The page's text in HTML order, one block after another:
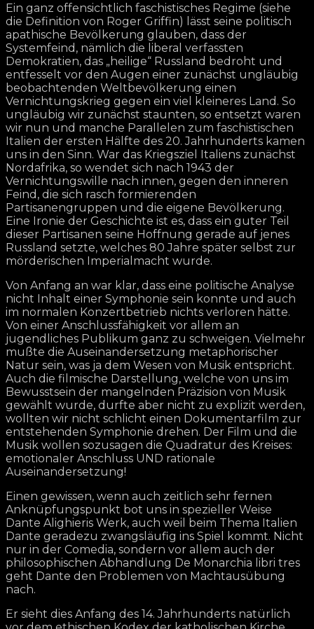
Ein ganz offensichtlich faschistisches Regime (siehe
die Definition von Roger Griffin) lässt seine politisch
apathische Bevölkerung glauben, dass der
Systemfeind, nämlich die liberal verfassten
Demokratien, das „heilige“ Russland bedroht und
entfesselt vor den Augen einer zunächst ungläubig
beobachtenden Weltbevölkerung einen
Vernichtungskrieg gegen ein viel kleineres Land. So
ungläubig wir zunächst staunten, so entsetzt waren
wir nun und manche Parallelen zum faschistischen
Italien der ersten Hälfte des 20. Jahrhunderts kamen
uns in den Sinn. War das Kriegsziel Italiens zunächst
Nordafrika, so wendet sich nach 1943 der
Vernichtungswille nach innen, gegen den inneren
Feind, die sich rasch formierenden
Partisanengruppen und die eigene Bevölkerung.
Eine Ironie der Geschichte ist es, dass ein guter Teil
dieser Partisanen seine Hoffnung gerade auf jenes
Russland setzte, welches 80 Jahre später selbst zur
mörderischen Imperialmacht wurde.
Von Anfang an war klar, dass eine politische Analyse
nicht Inhalt einer Symphonie sein konnte und auch
im normalen Konzertbetrieb nichts verloren hätte.
Von einer Anschlussfähigkeit vor allem an
jugendliches Publikum ganz zu schweigen. Vielmehr
mußte die Auseinandersetzung metaphorischer
Natur sein, was ja dem Wesen von Musik entspricht.
Auch die filmische Darstellung, welche von uns im
Bewusstsein der mangelnden Präzision von Musik
gewählt wurde, durfte aber nicht zu explizit werden,
wollten wir nicht schlicht einen Dokumentarfilm zur
entstehenden Symphonie drehen. Der Film und die
Musik wollen sozusagen die Quadratur des Kreises:
emotionaler Anschluss UND rationale
Auseinandersetzung!
Einen gewissen, wenn auch zeitlich sehr fernen
Anknüpfungspunkt bot uns in spezieller Weise
Dante Alighieris Werk, auch weil beim Thema Italien
Dante geradezu zwangsläufig ins Spiel kommt. Nicht
nur in der Comedia, sondern vor allem auch der
philosophischen Abhandlung De Monarchia libri tres
geht Dante den Problemen von Machtausübung
nach.
Er sieht dies Anfang des 14. Jahrhunderts natürlich